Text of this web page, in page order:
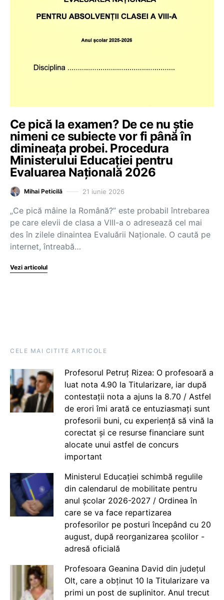
Ce pică la examen? De ce nu știe
nimeni ce subiecte vor fi până în
dimineața probei. Procedura
Ministerului Educației pentru
Evaluarea Națională 2026
Mihai Peticilă 21 iunie 2026
„Ce pică mâine la Română?” este probabil întrebarea
pe care elevii de clasa a VIII-a o adresează cel mai
des în zilele dinaintea Evaluării Naționale. O caută pe
internet, întreabă…
Vezi articolul
CELE MAI CITITE ARTICOLE
Profesorul Petruț Rizea: O profesoară a
luat nota 4.90 la Titularizare, iar după
contestații nota a ajuns la 8.70 / Astfel
de erori îmi arată ce entuziasmați sunt
profesorii buni, cu experiență să vină la
corectat și ce resurse financiare sunt
alocate unui astfel de concurs
important
Ministerul Educației schimbă regulile
din calendarul de mobilitate pentru
anul școlar 2026-2027 / Ordinea în
care se va face repartizarea
profesorilor pe posturi începând cu 20
august, după reorganizarea școlilor -
adresă oficială
Profesoara Geanina David din județul
Olt, care a obținut 10 la Titularizare va
primi un post de suplinitor. Anul trecut